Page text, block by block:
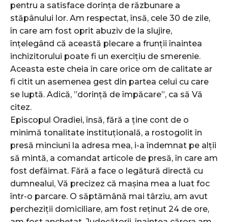
pentru a satisface dorința de răzbunare a
stăpânului lor. Am respectat, însă, cele 30 de zile,
în care am fost oprit abuziv de la slujire,
înțelegând că această plecare a frunții înaintea
inchizitorului poate fi un exercițiu de smerenie.
Aceasta este cheia în care orice om de calitate ar
fi citit un asemenea gest din partea celui cu care
se luptă. Adică, ”dorință de împăcare”, ca să Vă
citez.
Episcopul Oradiei, însă, fără a ține cont de o
minimă tonalitate instituțională, a rostogolit în
presă minciuni la adresa mea, i-a îndemnat pe alții
să mintă, a comandat articole de presă, în care am
fost defăimat. Fără a face o legătură directă cu
dumnealui, Vă precizez că mașina mea a luat foc
într-o parcare. O săptămână mai târziu, am avut
percheziții domiciliare, am fost reținut 24 de ore,